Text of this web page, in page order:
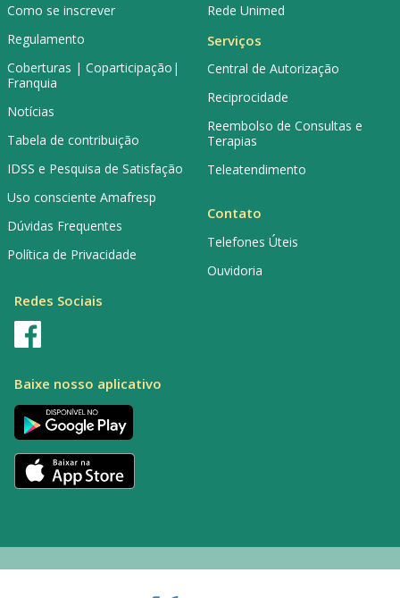
Como se inscrever
Regulamento
Coberturas | Coparticipação|
Franquia
Notícias
Tabela de contribuição
IDSS e Pesquisa de Satisfação
Uso consciente Amafresp
Dúvidas Frequentes
Política de Privacidade
Rede Unimed
Serviços
Central de Autorização
Reciprocidade
Reembolso de Consultas e
Terapias
Teleatendimento
Contato
Telefones Úteis
Ouvidoria
Redes Sociais
Baixe nosso aplicativo